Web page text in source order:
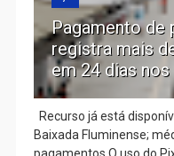
Pagamento de
registra mais
em 24 dias
Recurso já está
Baixada Fluminense;
pagamentos O uso do Pix